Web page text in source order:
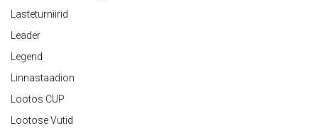
Lasteturniirid
Leader
Legend
Linnastaadion
Lootos CUP
Lootose Vutid